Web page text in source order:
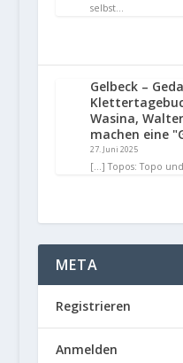
selbst…
Gelbeck –
Wasina,
machen eine
27. Juni 2025
[…] Topos: Topo
META
Registrieren
Anmelden